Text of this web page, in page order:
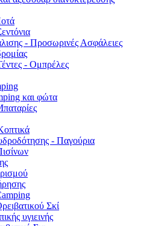
- Προσωρινές Ασφάλειες
- Ομπρέλες
και φώτα
- Παγούρια
Σκί
υγιεινής